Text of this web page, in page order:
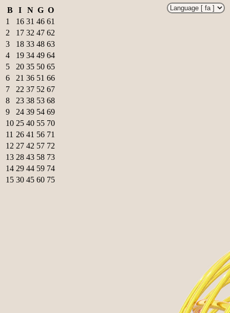
B I N G O
1
16 31 46 61
2
17 32 47 62
3
18 33 48 63
4
19 34 49 64
5
20 35 50 65
6
21 36 51 66
7
22 37 52 67
8
23 38 53 68
9
24 39 54 69
10 25 40 55 70
11 26 41 56 71
12 27 42 57 72
13 28 43 58 73
14 29 44 59 74
15 30 45 60 75